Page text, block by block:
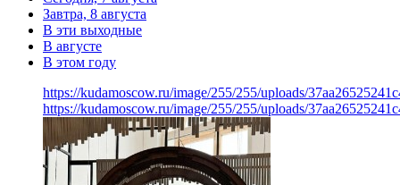
Завтра, 8 августа
В эти выходные
В августе
В этом году
https://kudamoscow.ru/image/255/255/uploads/
https://kudamoscow.ru/image/255/255/uploads/